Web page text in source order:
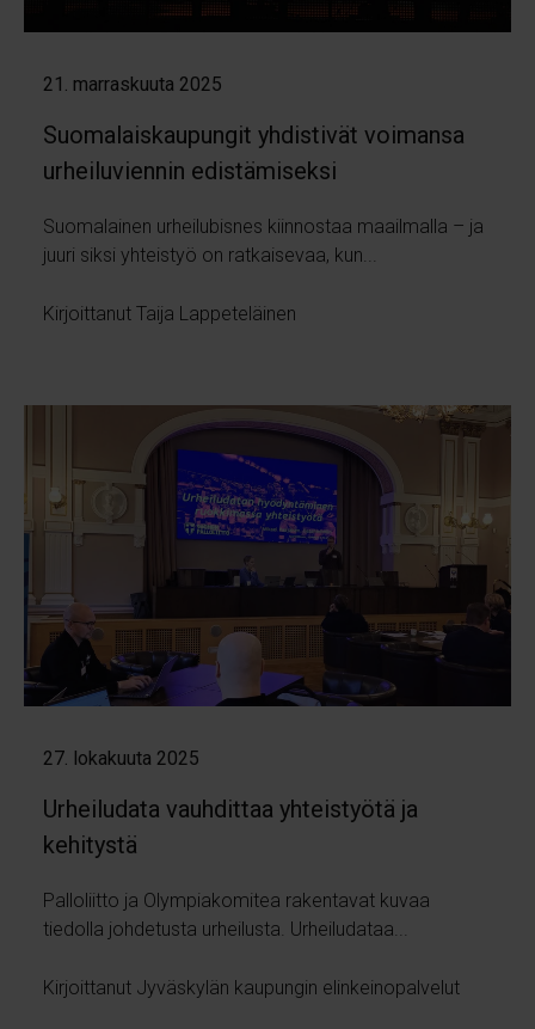
21. marraskuuta 2025
Suomalaiskaupungit yhdistivät voimansa
urheiluviennin edistämiseksi
Suomalainen urheilubisnes kiinnostaa maailmalla – ja
juuri siksi yhteistyö on ratkaisevaa, kun...
Kirjoittanut Taija Lappeteläinen
27. lokakuuta 2025
Urheiludata vauhdittaa yhteistyötä ja
kehitystä
Palloliitto ja Olympiakomitea rakentavat kuvaa
tiedolla johdetusta urheilusta. Urheiludataa...
Kirjoittanut Jyväskylän kaupungin elinkeinopalvelut